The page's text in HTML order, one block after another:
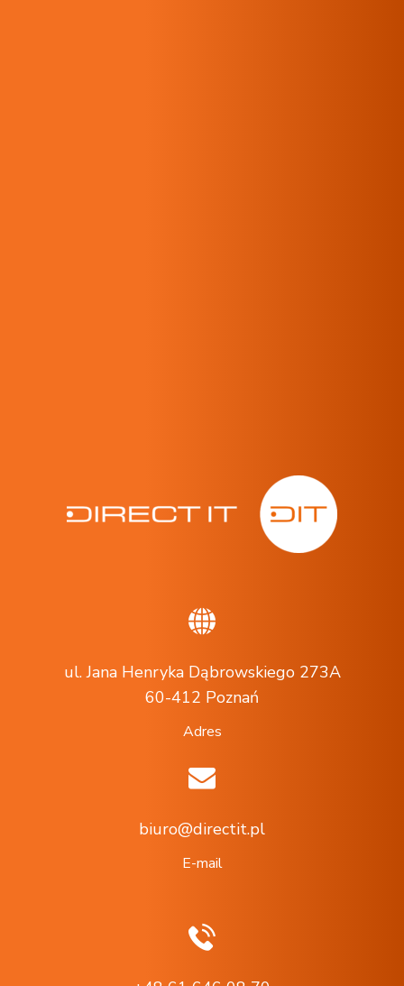
ul. Jana Henryka Dąbrowskiego 273A
60-412 Poznań
Adres
biuro@directit.pl
E-mail